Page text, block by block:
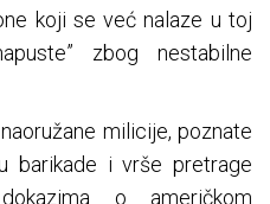
koji se već nalaze u toj
zbog nestabilne
milicije, poznate
barikade i vrše pretrage
o američkom